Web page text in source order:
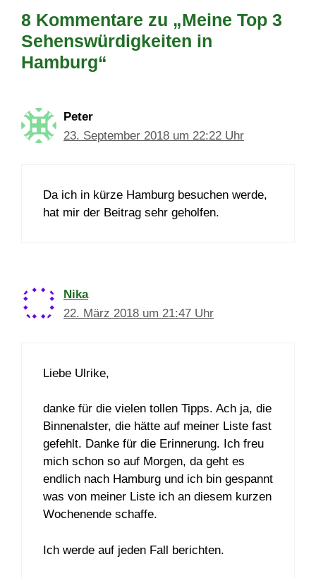
8 Kommentare zu „Meine Top 3
Sehenswürdigkeiten in
Hamburg“
Peter
23. September 2018 um 22:22 Uhr
Da ich in kürze Hamburg besuchen werde,
hat mir der Beitrag sehr geholfen.
Nika
22. März 2018 um 21:47 Uhr
Liebe Ulrike,
danke für die vielen tollen Tipps. Ach ja, die
Binnenalster, die hätte auf meiner Liste fast
gefehlt. Danke für die Erinnerung. Ich freu
mich schon so auf Morgen, da geht es
endlich nach Hamburg und ich bin gespannt
was von meiner Liste ich an diesem kurzen
Wochenende schaffe.
Ich werde auf jeden Fall berichten.